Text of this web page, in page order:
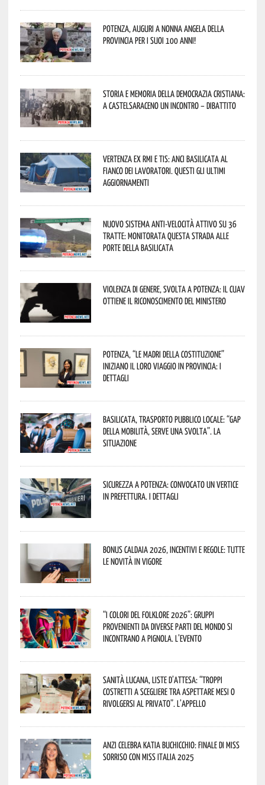
Potenza, auguri a nonna Angela della
provincia per i suoi 100 anni!
Storia e memoria della Democrazia Cristiana:
a Castelsaraceno un incontro – dibattito
Vertenza ex RMI e TIS: ANCI Basilicata al
fianco dei lavoratori. Questi gli ultimi
aggiornamenti
Nuovo sistema anti-velocità attivo su 36
tratte: monitorata questa strada alle
porte della Basilicata
Violenza di genere, svolta a Potenza: il CUAV
ottiene il riconoscimento del Ministero
Potenza, “Le Madri della Costituzione”
iniziano il loro viaggio in provincia: i
dettagli
Basilicata, trasporto pubblico locale: “Gap
della mobilità, serve una svolta”. La
situazione
Sicurezza a Potenza: convocato un vertice
in Prefettura. I dettagli
Bonus caldaia 2026, incentivi e regole: tutte
le novità in vigore
“I Colori del Folklore 2026”: gruppi
provenienti da diverse parti del mondo si
incontrano a Pignola. L’evento
Sanità lucana, liste d’attesa: “Troppi
costretti a scegliere tra aspettare mesi o
rivolgersi al privato”. L’appello
Anzi celebra Katia Buchicchio: finale di Miss
Sorriso con Miss Italia 2025